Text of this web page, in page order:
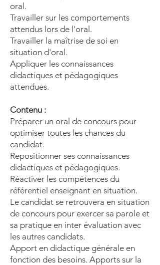
oral.
Travailler sur les comportements
attendus lors de l'oral.
Travailler la maîtrise de soi en
situation d'oral.
Appliquer les connaissances
didactiques et pédagogiques
attendues.
Contenu :
Préparer un oral de concours pour
optimiser toutes les chances du
candidat.
Repositionner ses connaissances
didactiques et pédagogiques.
Réactiver les compétences du
référentiel enseignant en situation.
Le candidat se retrouvera en situation
de concours pour exercer sa parole et
sa pratique en inter évaluation avec
les autres candidats.
Apport en didactique générale en
fonction des besoins. Apports sur la